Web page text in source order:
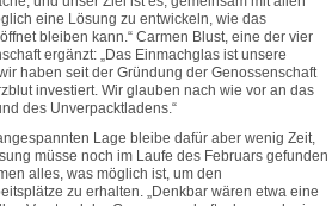
eine Lösung zu entwickeln, wie das
bleiben kann.“ Carmen Blust, eine der vier
ergänzt: „Das Einmachglas ist unsere
haben seit der Gründung der Genossenschaft
investiert. Wir glauben nach wie vor an das
des Unverpacktladens.“
Lage bleibe dafür aber wenig Zeit,
müsse noch im Laufe des Februars gefunden
alles, was möglich ist, um den
zu erhalten. „Denkbar wären etwa eine